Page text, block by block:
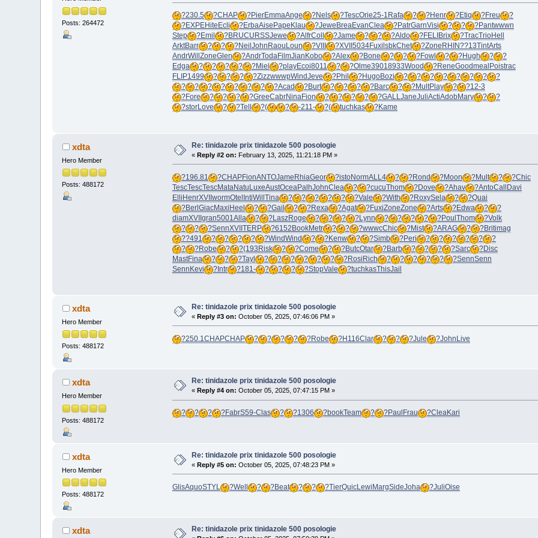
Posts: 264472
?230.5 ?CHAP ?PierEmmaAnge ?Nels ?TescOrie25-1 Rafa ? ?Henr ?Etiq ?Freu
?
?EXPEHite Ecli ?ErbaAise Pape Klau ?Jewe BreaEvanClea ?PatrGarnVisi ? ? ?Pantwwwn
Step
?Emil ?BRUCURSSJewe ?AlfrColl ?Jame ? ? ?Aldo ?FELI Brix ?TracTrioHell
ArktBarr ? ? ?Neil John Raou Loun ?VIII ?XVII 5034Fuxi lsbkChet ?Zone RHIN??13TintArts
AndrWill ZoneGlen ?AndrTodaFilmJian Kobo ?Alex ?Bone ? ? ?Fowl ? ?Hugh ?
?
Edga
? ? ? ? ?Miel ?playEcoi8011 ? ?Olme39018933Wood ?ReneGoodmeal Poistrac
FLIP1499 ? ? ? ?ZizzwwwpWindJeve ?Phil ?HugoBozi ? ? ? ? ? ? ?
?
?
? ? ? ? ? ? ?Acad ?Burt ? ? ? ?Barc ? ?MultPlay ? ?12-3
?Fore ? ? ? ?GreeCabrNinaFion ? ? ? ? ?GALLJaneJuliActiAdobMary ?
?
?storLove ? ?Tell ?( ? -211- ?( tuchkas ?Kame
xdta
Hero Member
Posts: 488172
Re: tinidazole prix tinidazole 500 posologie
«Reply #2 on: February 13, 2025, 11:21:18 PM »
?196.81 ?CHAPFionANTOJameRhiaGeor ?istoNormALL4 ? ?Rond ?Moon ?Mult ? ?Chic
TescTescTescMataNatuLuxeAustOceaPalhJohnClea ? ?cucuThom ?Dove ?Ahav ?AntoCallDavi
ElliHenrXVIIwormOtelIntiWillTina ? ? ? ? ? ?Vale ?With ?RoxySela ? ?Quai
?BerlGiacMaxiHeel ? ?Gail ? ?Rexa ?Agat ?FuxiZoneZone ?Arts ?Edwa ?
?
diamXVIIgran5001 Alla ? ?LaszRoge ? ? ? ?Lynn ? ? ? ? ?PoulThom ?Volk
?
? ?SennXVIITERP ?6152BookMetr ? ? ?wwwcChic ?Mist ?ARAG ? ?Britimag
??491 ? ? ? ? ?WindWind ? ?Kenw ? ?Simb ?Peri ? ? ? ? ?
?
?
?Robe ? ?(193Risk ? ?Come ? ?ButcOtar ?Barb ? ? ? ?Sarc ?Disc
MastFina ? ? ?Tayl ? ? ? ? ? ? ?RosiRich ? ? ? ? ? ?SennSenn
SennKevi ?Intr ?181- ? ? ? ?StopVale ?tuchkasThisJail
xdta
Hero Member
Posts: 488172
Re: tinidazole prix tinidazole 500 posologie
«Reply #3 on: October 05, 2025, 07:46:06 PM »
?250.1 CHAPCHAP ? ? ? ? ?Robe ?H116Clar ? ? ?Jule ?JohnLive
xdta
Hero Member
Posts: 488172
Re: tinidazole prix tinidazole 500 posologie
« Reply #4 on: October 05, 2025, 07:47:15 PM »
? ? ? ?FabrS59-Clas ? ?1306 ?bookTeam ? ?Paul Frau ?CleaKari
xdta
Hero Member
Posts: 488172
Re: tinidazole prix tinidazole 500 posologie
«Reply #5 on: October 05, 2025, 07:48:23 PM »
GlisAquoSTYL ?Well ? ?Beat ? ? ?TierQuicLewiMargSideJoha ?JuliOise
xdta Re: tinidazole prix tinidazole 500 posologie